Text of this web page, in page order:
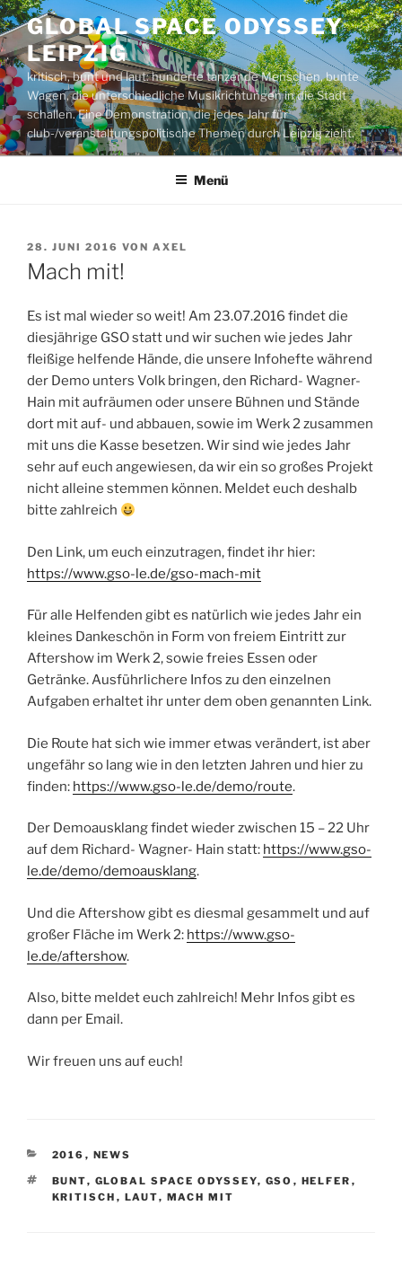
Zum
Inhalt
springen
GLOBAL SPACE ODYSSEY
LEIPZIG
kritisch, bunt und laut: hunderte tanzende Menschen, bunte
Wagen, die unterschiedliche Musikrichtungen in die Stadt
schallen. Eine Demonstration, die jedes Jahr für
club-/veranstaltungspolitische Themen durch Leipzig zieht.
Menü
VERÖFFENTLICHT
AM
28. JUNI 2016 VON AXEL
Mach mit!
Es ist mal wieder so weit! Am 23.07.2016 findet die
diesjährige GSO statt und wir suchen wie jedes Jahr
fleißige helfende Hände, die unsere Infohefte während
der Demo unters Volk bringen, den Richard- Wagner-
Hain mit aufräumen oder unsere Bühnen und Stände
dort mit auf- und abbauen, sowie im Werk 2 zusammen
mit uns die Kasse besetzen. Wir sind wie jedes Jahr
sehr auf euch angewiesen, da wir ein so großes Projekt
nicht alleine stemmen können. Meldet euch deshalb
bitte zahlreich
Den Link, um euch einzutragen, findet ihr hier:
https://www.gso-le.de/gso-mach-mit
Für alle Helfenden gibt es natürlich wie jedes Jahr ein
kleines Dankeschön in Form von freiem Eintritt zur
Aftershow im Werk 2, sowie freies Essen oder
Getränke. Ausführlichere Infos zu den einzelnen
Aufgaben erhaltet ihr unter dem oben genannten Link.
Die Route hat sich wie immer etwas verändert, ist aber
ungefähr so lang wie in den letzten Jahren und hier zu
finden: https://www.gso-le.de/demo/route.
Der Demoausklang findet wieder zwischen 15 – 22 Uhr
auf dem Richard- Wagner- Hain statt: https://www.gso-
le.de/demo/demoausklang.
Und die Aftershow gibt es diesmal gesammelt und auf
großer Fläche im Werk 2: https://www.gso-
le.de/aftershow.
Also, bitte meldet euch zahlreich! Mehr Infos gibt es
dann per Email.
Wir freuen uns auf euch!
KATEGORIEN
2016 , NEWS
SCHLAGWÖRTER
BUNT, GLOBAL SPACE ODYSSEY, GSO , HELFER ,
KRITISCH , LAUT, MACH MIT